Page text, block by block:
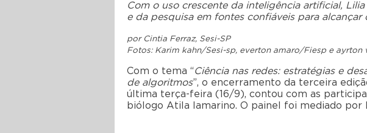
Com o uso crescente da inteligência artificial,
e da pesquisa em fontes confiáveis para
por Cintia Ferraz, Sesi-SP
Fotos: Karim kahn/Sesi-sp, everton amaro/Fiesp e ayrton
Com o tema “Ciência nas redes: estratégias e
de algoritmos”, o encerramento da terceira
última terça-feira (16/9), contou com as
biólogo Atila Iamarino. O painel foi mediado por